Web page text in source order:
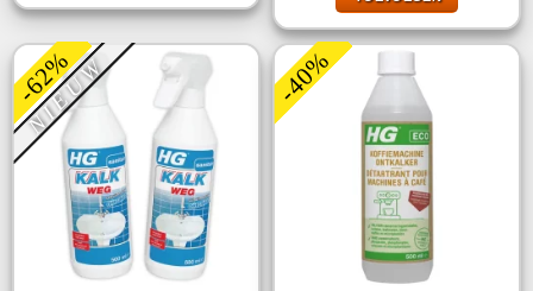
-62%
NIEUW -40%